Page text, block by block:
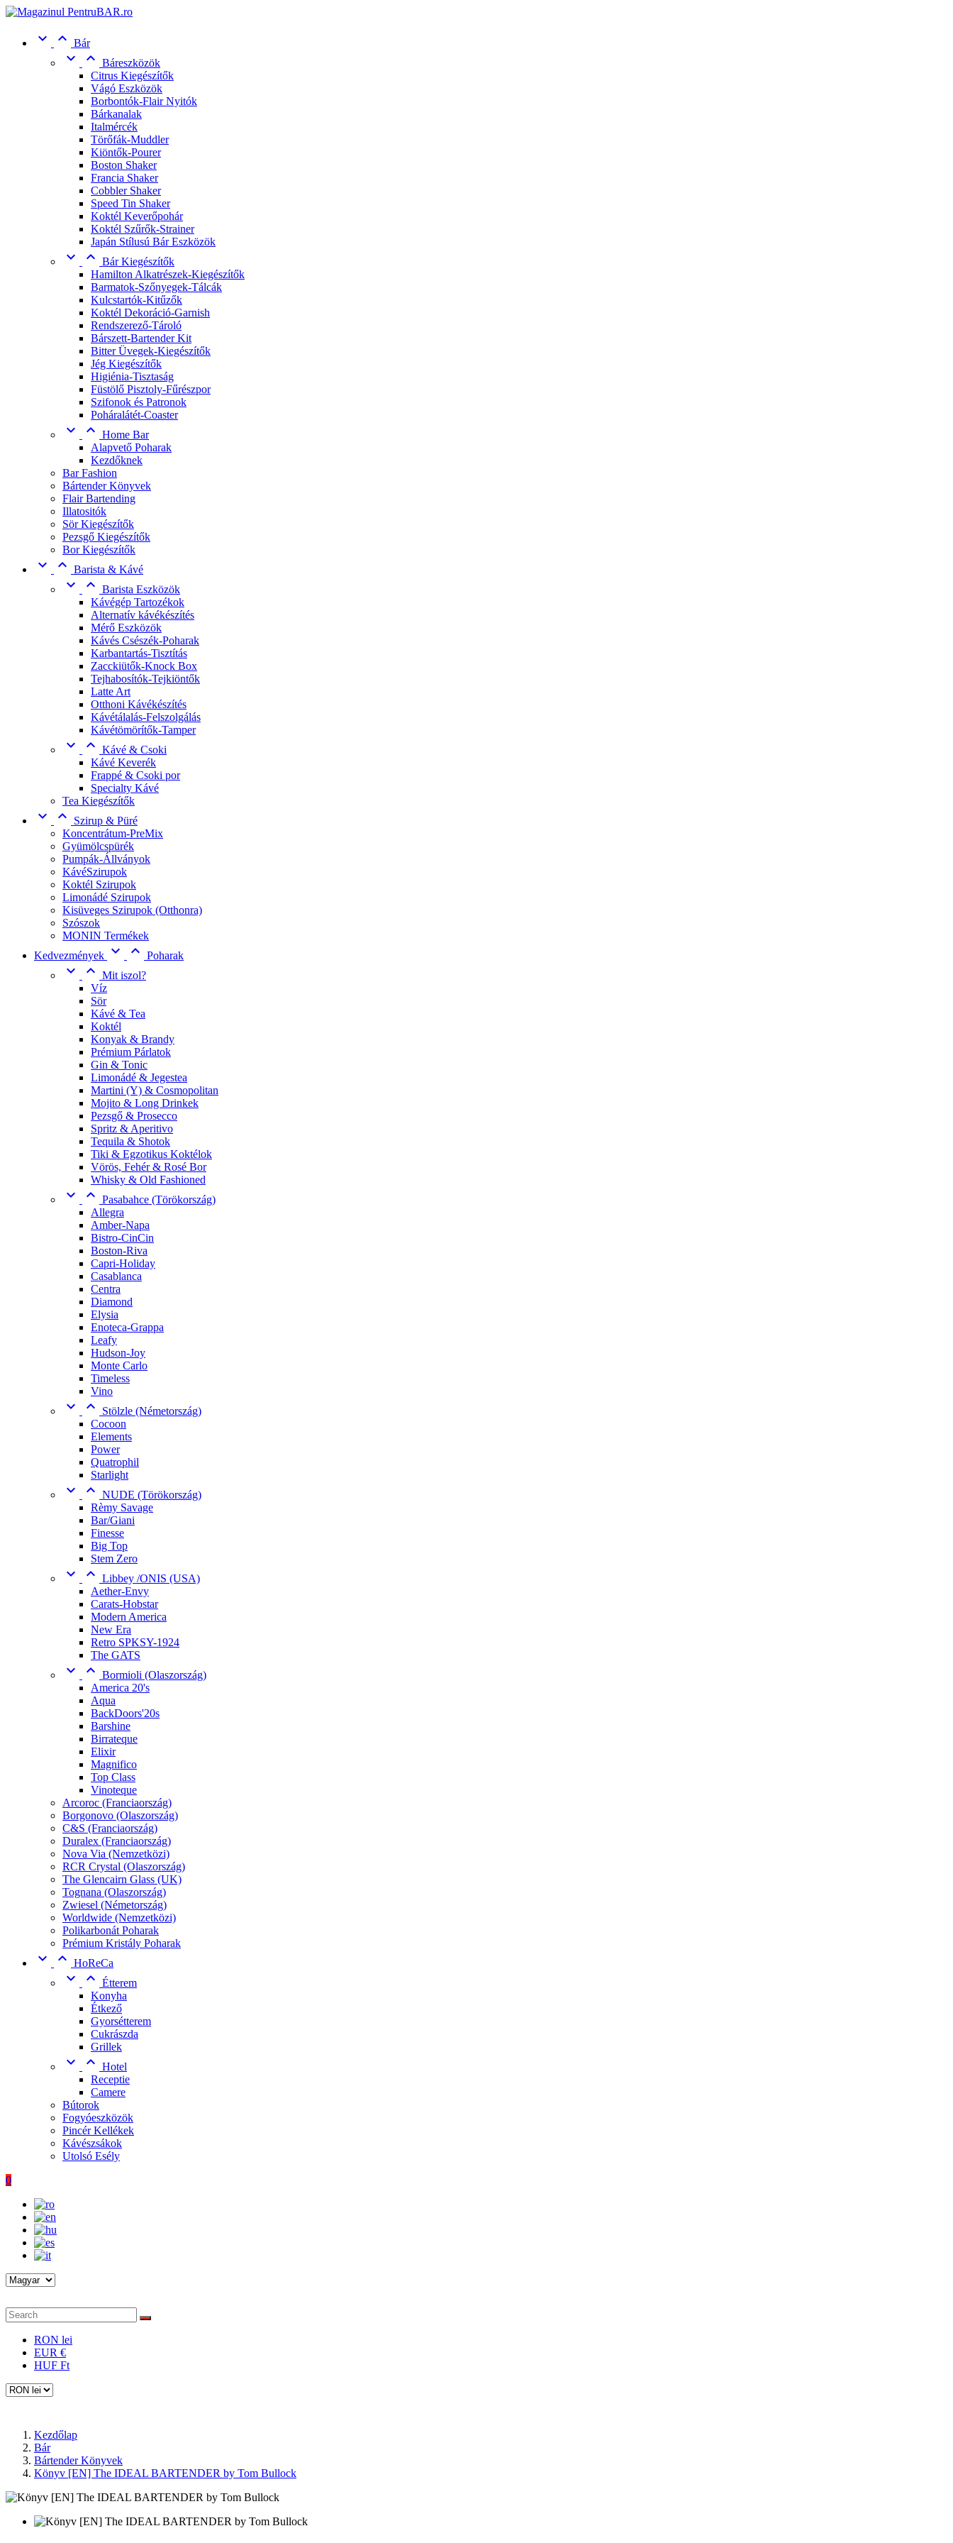
  Bár
  Báreszközök
Citrus Kiegészítők
Vágó Eszközök
Borbontók-Flair Nyitók
Bárkanalak
Italmércék
Törőfák-Muddler
Kiöntők-Pourer
Boston Shaker
Francia Shaker
Cobbler Shaker
Speed Tin Shaker
Koktél Keverőpohár
Koktél Szűrők-Strainer
Japán Stílusú Bár Eszközök
  Bár Kiegészítők
Hamilton Alkatrészek-Kiegészítők
Barmatok-Szőnyegek-Tálcák
Kulcstartók-Kitűzők
Koktél Dekoráció-Garnish
Rendszerező-Tároló
Bárszett-Bartender Kit
Bitter Üvegek-Kiegészítők
Jég Kiegészítők
Higiénia-Tisztaság
Füstölő Pisztoly-Fűrészpor
Szifonok és Patronok
Poháralátét-Coaster
  Home Bar
Alapvető Poharak
Kezdőknek
Bar Fashion
Bártender Könyvek
Flair Bartending
Illatositók
Sör Kiegészítők
Pezsgő Kiegészítők
Bor Kiegészítők
  Barista & Kávé
  Barista Eszközök
Kávégép Tartozékok
Alternatív kávékészítés
Mérő Eszközök
Kávés Csészék-Poharak
Karbantartás-Tisztítás
Zacckiütők-Knock Box
Tejhabosítók-Tejkiöntők
Latte Art
Otthoni Kávékészítés
Kávétálalás-Felszolgálás
Kávétömörítők-Tamper
  Kávé & Csoki
Kávé Keverék
Frappé & Csoki por
Specialty Kávé
Tea Kiegészítők
 
Szirup & Püré
Koncentrátum-PreMix
Gyümölcspürék
Pumpák-Állványok
KávéSzirupok
Koktél Szirupok
Limonádé Szirupok
Kisüveges Szirupok (Otthonra)
Szószok
MONIN Termékek
Kedvezmények   Poharak
  Mit iszol?
Víz
Sör
Kávé & Tea
Koktél
Konyak & Brandy
Prémium Párlatok
Gin & Tonic
Limonádé & Jegestea
Martini (Y) & Cosmopolitan
Mojito & Long Drinkek
Pezsgő & Prosecco
Spritz & Aperitivo
Tequila & Shotok
Tiki & Egzotikus Koktélok
Vörös, Fehér & Rosé Bor
Whisky & Old Fashioned
  Pasabahce (Törökország)
Allegra
Amber-Napa
Bistro-CinCin
Boston-Riva
Capri-Holiday
Casablanca
Centra
Diamond
Elysia
Enoteca-Grappa
Leafy
Hudson-Joy
Monte Carlo
Timeless
Vino
 
Stölzle (Németország)
Cocoon
Elements
Power
Quatrophil
Starlight
  NUDE (Törökország)
Rèmy Savage
Bar/Giani
Finesse
Big Top
Stem Zero
  Libbey /ONIS (USA)
Aether-Envy
Carats-Hobstar
Modern America
New Era
Retro SPKSY-1924
The GATS
  Bormioli (Olaszország)
America 20's
Aqua
BackDoors'20s
Barshine
Birrateque
Elixir
Magnifico
Top Class
Vinoteque
Arcoroc (Franciaország)
Borgonovo (Olaszország)
C&S (Franciaország)
Duralex (Franciaország)
Nova Via (Nemzetközi)
RCR Crystal (Olaszország)
The Glencairn Glass (UK)
Tognana (Olaszország)
Zwiesel (Németország)
Worldwide (Nemzetközi)
Polikarbonát Poharak
Prémium Kristály Poharak
  HoReCa
  Étterem
Konyha
Étkező
Gyorsétterem
Cukrászda
Grillek
  Hotel
Receptie
Camere
Bútorok
Fogyóeszközök
Pincér Kellékek
Kávészsákok
Utolsó Esély
0
RON lei
EUR €
HUF Ft
Kezdőlap
Bár
Bártender Könyvek
Könyv [EN] The IDEAL BARTENDER by Tom Bullock